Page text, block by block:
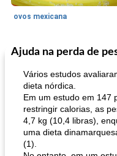
ovos mexicana
130
Pães De Fermento
Ajuda na perda de
Vários estudos
dieta nórdica.
Em um estudo em 147
restringir calorias, as
4,7 kg (10,4 libras),
uma dieta
(1).